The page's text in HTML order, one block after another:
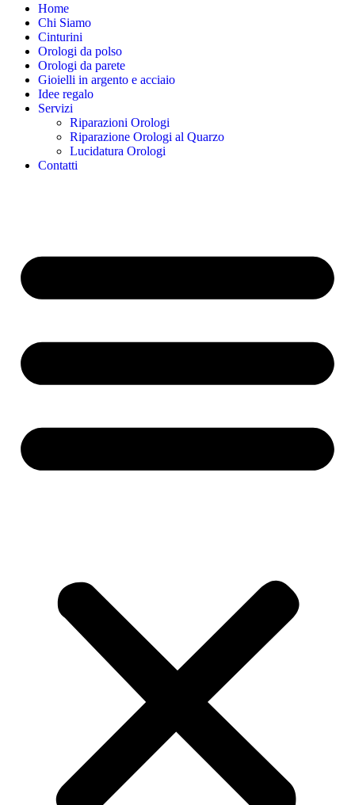
Home
Chi Siamo
Cinturini
Orologi da polso
Orologi da parete
Gioielli in argento e acciaio
Idee regalo
Servizi
Riparazioni Orologi
Riparazione Orologi al Quarzo
Lucidatura Orologi
Contatti